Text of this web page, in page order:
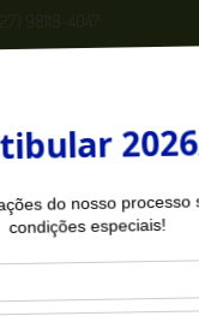
98118-4047